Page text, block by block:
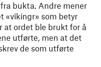
bukta. Andre mener
«vikingr» som betyr
at ordet ble brukt for å
utførte, men at det
de som utførte